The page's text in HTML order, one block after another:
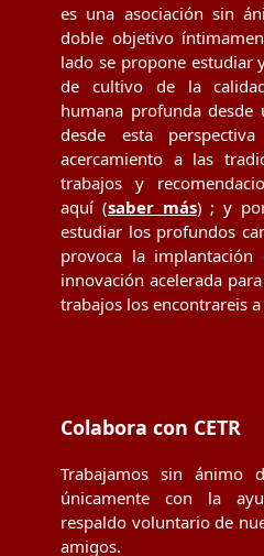
es una asociación sin
doble objetivo
lado se propone estudiar
de cultivo de la
humana profunda desde
desde esta
acercamiento a las
trabajos y
aquí (saber más) ; y
estudiar los profundos
provoca la implantación
innovación acelerada
trabajos los encontrareis a
Colabora con CETR
Trabajamos sin ánimo
únicamente con la
respaldo voluntario de
amigos.